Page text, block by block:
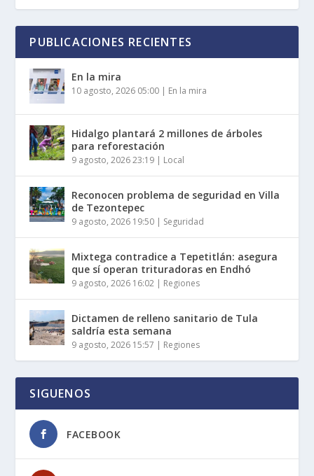
PUBLICACIONES RECIENTES
En la mira
10 agosto, 2026 05:00 | En la mira
Hidalgo plantará 2 millones de árboles
para reforestación
9 agosto, 2026 23:19 | Local
Reconocen problema de seguridad en Villa
de Tezontepec
9 agosto, 2026 19:50 | Seguridad
Mixtega contradice a Tepetitlán: asegura
que sí operan trituradoras en Endhó
9 agosto, 2026 16:02 | Regiones
Dictamen de relleno sanitario de Tula
saldría esta semana
9 agosto, 2026 15:57 | Regiones
SIGUENOS
FACEBOOK